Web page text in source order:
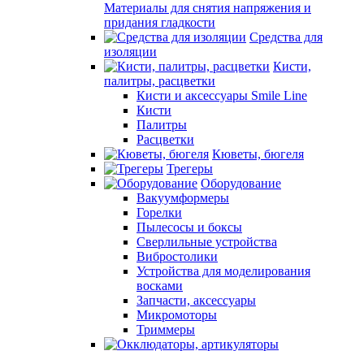
Материалы для снятия напряжения и
придания гладкости
Средства для
изоляции
Кисти,
палитры, расцветки
Кисти и аксессуары Smile Line
Кисти
Палитры
Расцветки
Кюветы, бюгеля
Трегеры
Оборудование
Вакуумформеры
Горелки
Пылесосы и боксы
Сверлильные устройства
Вибростолики
Устройства для моделирования
восками
Запчасти, аксессуары
Микромоторы
Триммеры